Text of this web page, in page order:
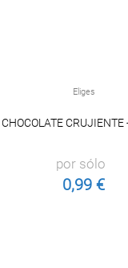
Eliges
CHOCOLATE CRUJIENTE
por sólo
0,99 €